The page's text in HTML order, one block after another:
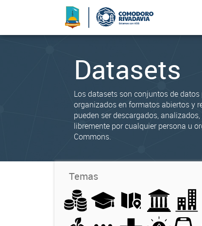
Datasets
Los datasets son conjuntos de
organizados en formatos abiertos y
pueden ser descargados,
libremente por cualquier persona u
Commons.
Temas